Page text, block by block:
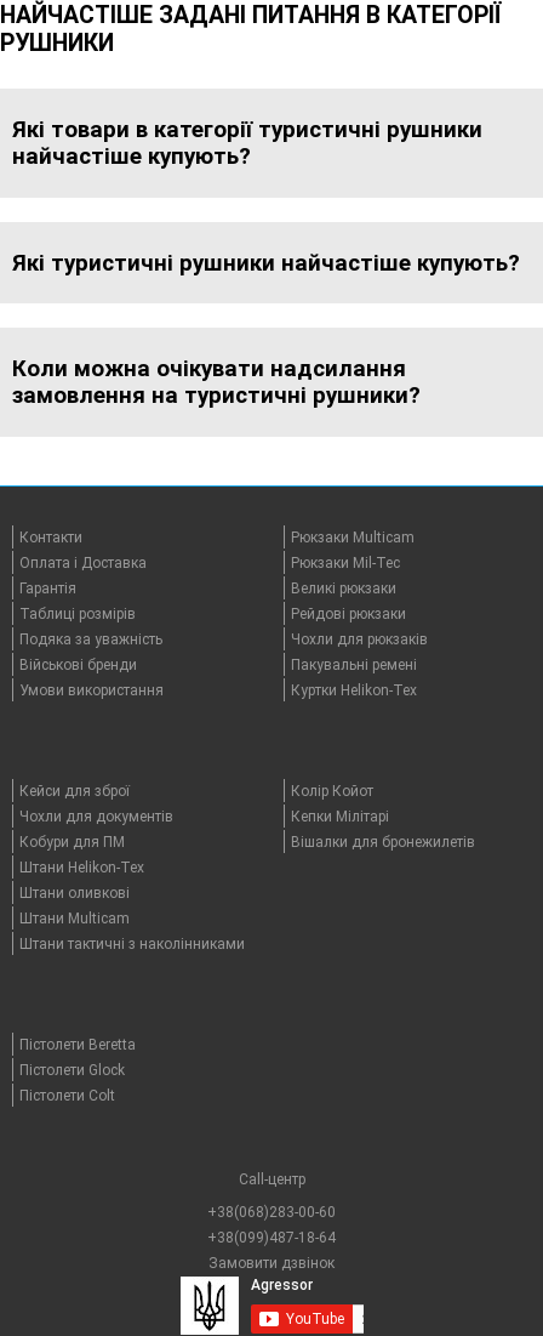
НАЙЧАСТІШЕ ЗАДАНІ ПИТАННЯ В КАТЕГОРІЇ
РУШНИКИ
Які товари в категорії туристичні рушники
найчастіше купують?
Які туристичні рушники найчастіше купують?
Коли можна очікувати надсилання
замовлення на туристичні рушники?
Контакти
Оплата i Доставка
Гарантія
Таблицi розмірів
Подяка за уважність
Військові бренди
Умови використання
Рюкзаки Multicam
Рюкзаки Mil-Tec
Великі рюкзаки
Рейдові рюкзаки
Чохли для рюкзаків
Пакувальні ремені
Куртки Helikon-Tex
Кейси для зброї
Чохли для документів
Кобури для ПМ
Штани Helikon-Tex
Штани оливкові
Штани Multicam
Штани тактичні з наколінниками
Колір Койот
Кепки Мілітарі
Вішалки для бронежилетів
Пістолети Beretta
Пістолети Glock
Пістолети Colt
Call-центр
+38(068)283-00-60
+38(099)487-18-64
Замовити дзвінок